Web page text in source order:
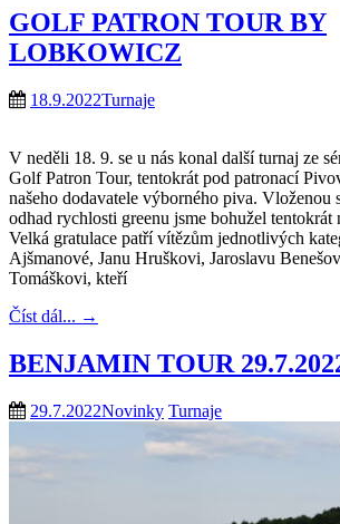
GOLF PATRON TOUR BY
LOBKOWICZ
18.9.2022Turnaje
V neděli 18. 9. se u nás konal další turnaj ze
Golf Patron Tour, tentokrát pod patronací
našeho dodavatele výborného piva. Vloženou
odhad rychlosti greenu jsme bohužel tentokrát
Velká gratulace patří vítězům jednotlivých
Ajšmanové, Janu Hruškovi, Jaroslavu
Tomáškovi, kteří
Číst dál... →
BENJAMIN TOUR
29.7.2022Novinky Turnaje